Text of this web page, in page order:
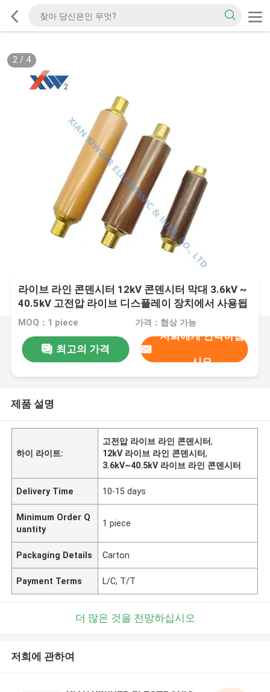
2/ 4
라이브 라인 콘덴시터 12kV 콘덴시터 막대 3.6kV ~
40.5kV 고전압 라이브 디스플레이 장치에서 사용됩
니다.
MOQ：1 piece 가격：협상 가능
최고의 가격
저희에게 연락하십
시오
제품 설명
하이 라이트:
고전압 라이브 라인 콘덴시터,
12kV 라이브 라인 콘덴시터,
3.6kV~40.5kV 라이브 라인 콘덴시터
Delivery Time 10-15 days
Minimum Order Q
uantity
1 piece
Packaging Details Carton
Payment Terms L/C, T/T
더 많은 것을 전망하십시오
저희에 관하여